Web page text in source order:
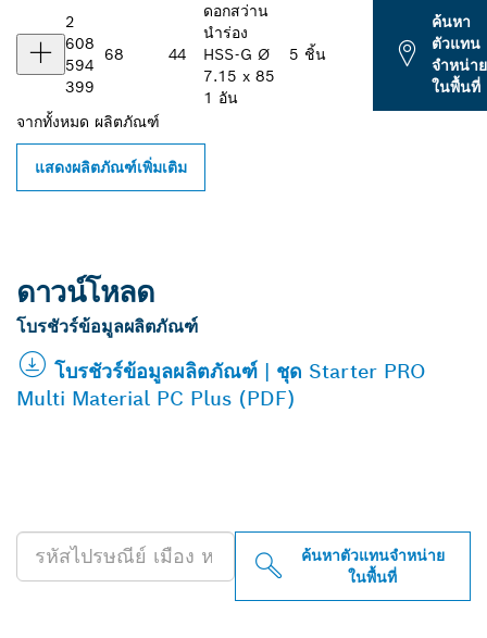
2
608
594
399
68 44
ดอกสว่าน
นำร่อง
HSS-G Ø
7.15 x 85
1 อัน
5 ชิ้น
ค้นหา
ตัวแทน
จำหน่าย
ในพื้นที่
จากทั้งหมด ผลิตภัณฑ์
แสดงผลิตภัณฑ์เพิ่มเติม
ดาวน์โหลด
โบรชัวร์ข้อมูลผลิตภัณฑ์
โบรชัวร์ข้อมูลผลิตภัณฑ์ | ชุด Starter PRO
Multi Material PC Plus (PDF)
ค้นหาตัวแทนจำหน่าย
ในพื้นที่